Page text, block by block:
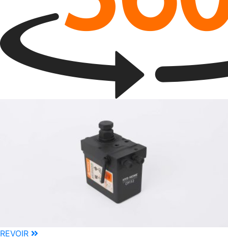
REVOIR